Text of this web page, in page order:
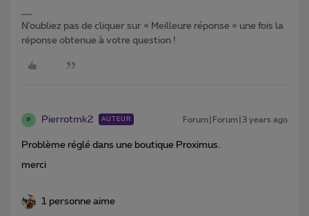
N’oubliez pas de cliquer sur « Meilleure réponse » une fois la
réponse obtenue à votre question !
P Pierrotmk2 AUTEUR Forum|Forum|3 years ago
Problème réglé dans une boutique Proximus.
merci
1 personne aime